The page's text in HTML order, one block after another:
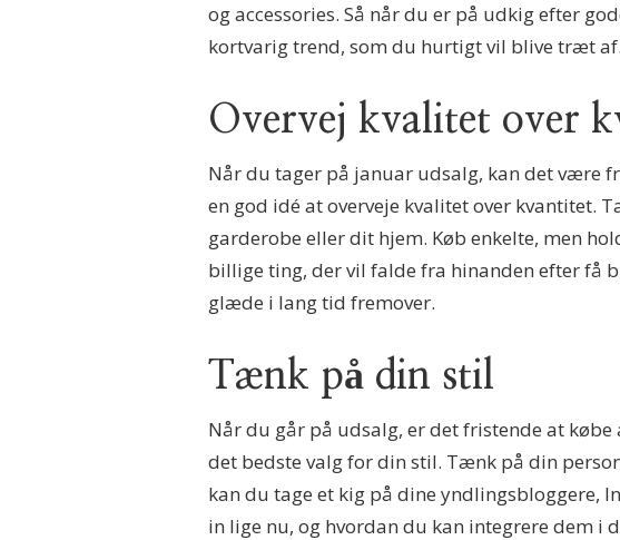
og accessories. Så når du er på udkig efter
kortvarig trend, som du hurtigt vil blive træt af.
Overvej kvalitet over
Når du tager på januar udsalg, kan det være
en god idé at overveje kvalitet over
garderobe eller dit hjem. Køb enkelte, men
billige ting, der vil falde fra hinanden efter få
glæde i lang tid fremover.
Tænk på din stil
Når du går på udsalg, er det fristende at
det bedste valg for din stil. Tænk på din
kan du tage et kig på dine yndlingsbloggere,
in lige nu, og hvordan du kan integrere dem i